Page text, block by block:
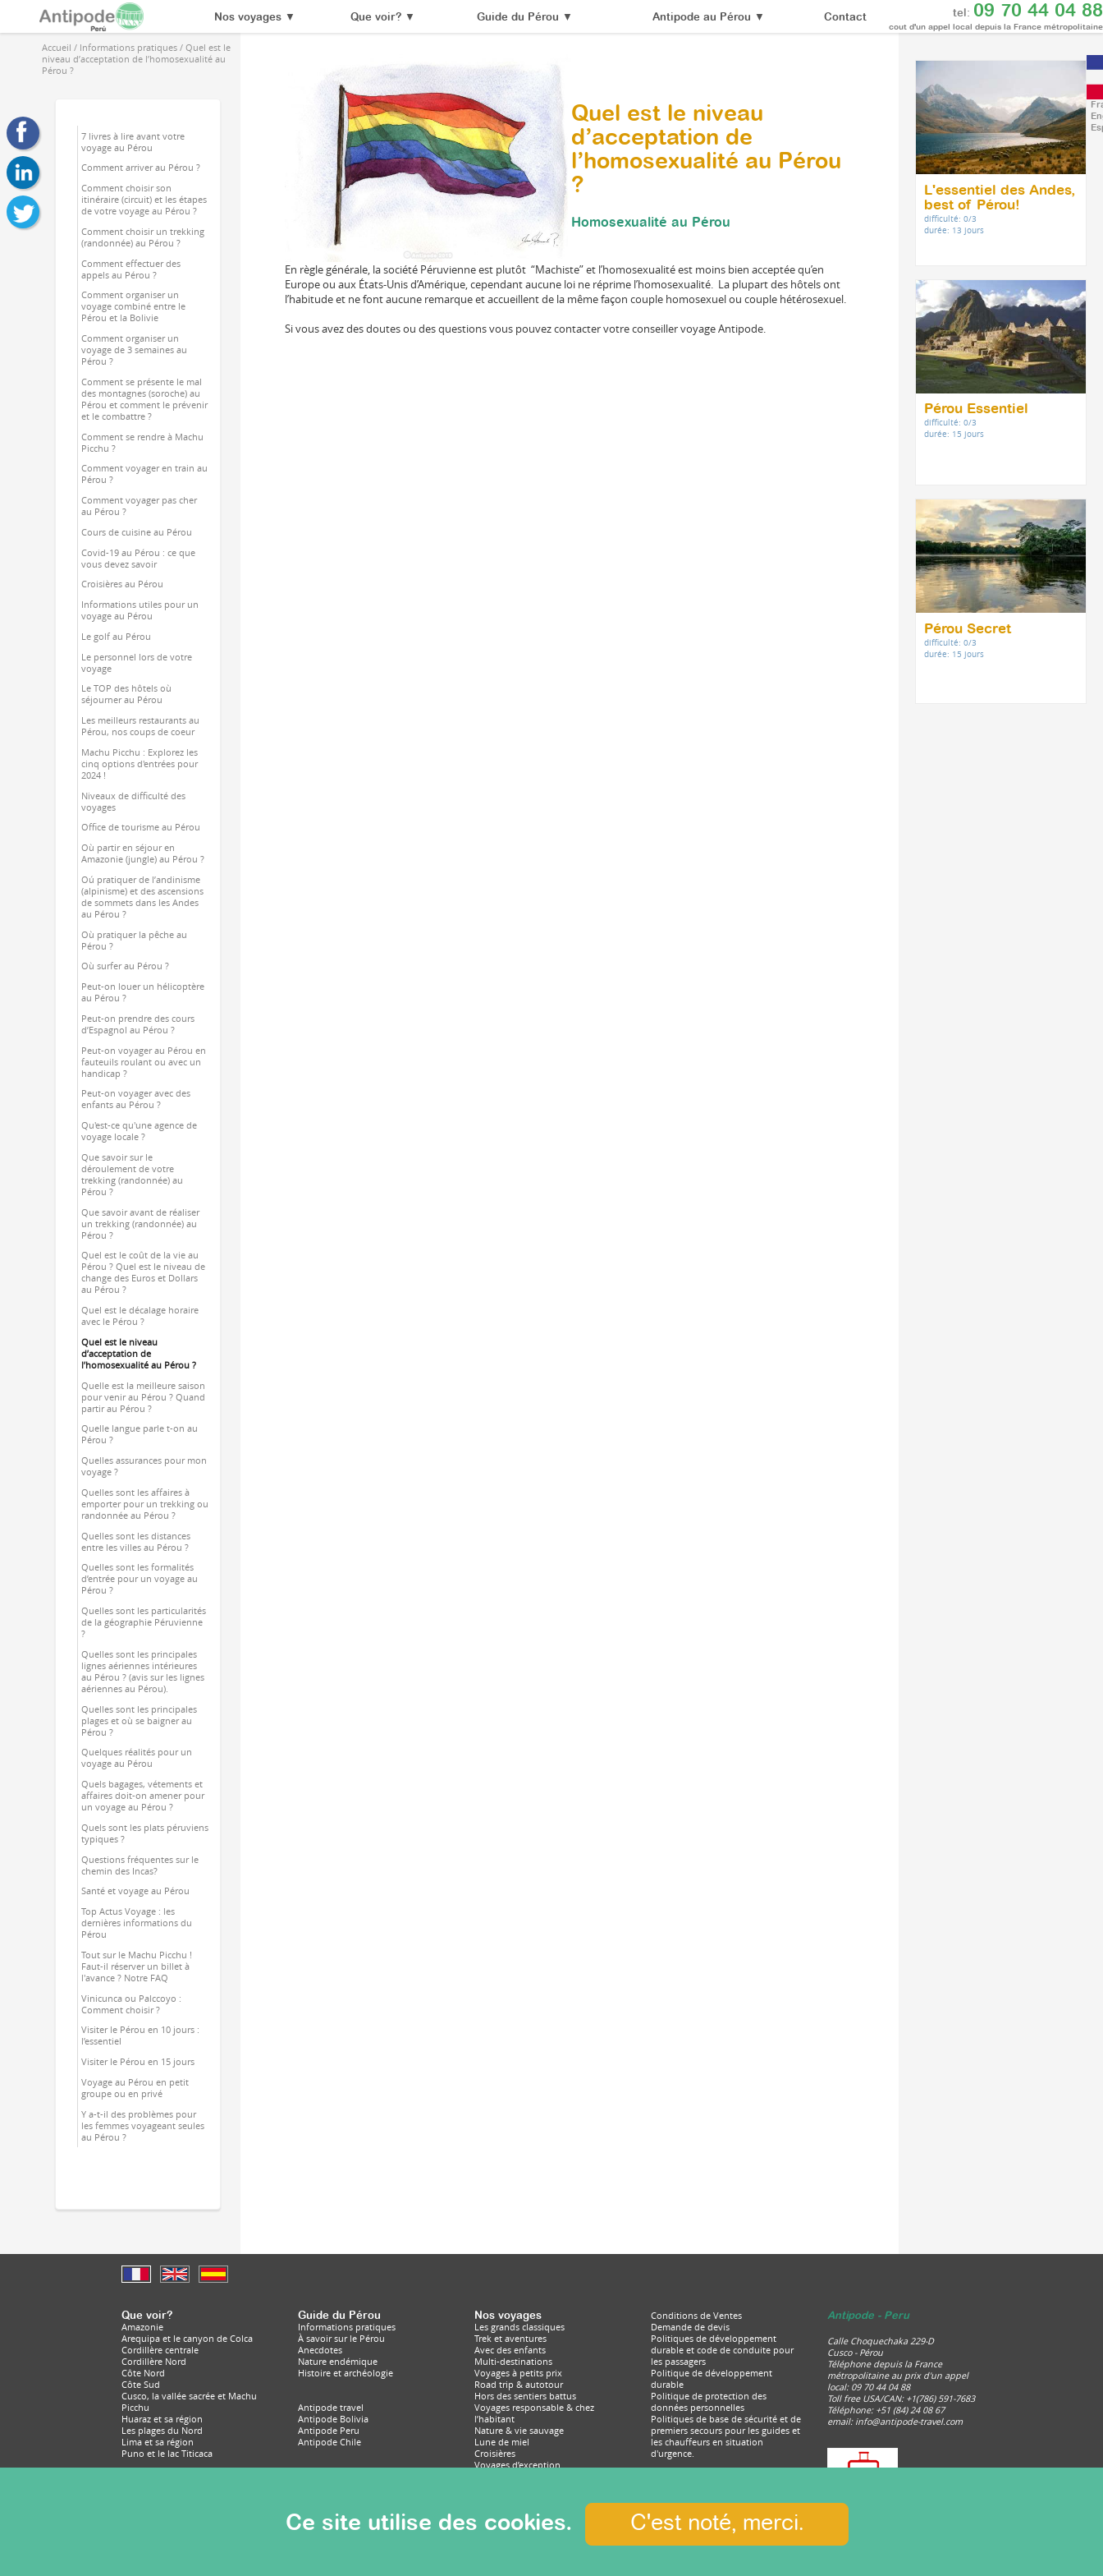
Nos voyages▼ Que voir? ▼ Guide du Pérou ▼ Antipode au Pérou ▼ Contact tel: 09 70 44 04 88
cout d'un appel local depuis la France métropolitaine
Accueil / Informations pratiques/ Quel est le
niveau d’acceptation de l’homosexualité au
Pérou ?
7 livres à lire avant votre
voyage au Pérou
Comment arriver au Pérou ?
Comment choisir son
itinéraire (circuit) et les étapes
de votre voyage au Pérou ?
Comment choisir un trekking
(randonnée) au Pérou ?
Comment effectuer des
appels au Pérou ?
Comment organiser un
voyage combiné entre le
Pérou et la Bolivie
Comment organiser un
voyage de 3 semaines au
Pérou ?
Comment se présente le mal
des montagnes (soroche) au
Pérou et comment le prévenir
et le combattre ?
Comment se rendre à Machu
Picchu ?
Comment voyager en train au
Pérou ?
Comment voyager pas cher
au Pérou ?
Cours de cuisine au Pérou
Covid-19 au Pérou : ce que
vous devez savoir
Croisières au Pérou
Informations utiles pour un
voyage au Pérou
Le golf au Pérou
Le personnel lors de votre
voyage
Le TOP des hôtels où
séjourner au Pérou
Les meilleurs restaurants au
Pérou, nos coups de coeur
Machu Picchu : Explorez les
cinq options d'entrées pour
2024 !
Niveaux de difficulté des
voyages
Office de tourisme au Pérou
Où partir en séjour en
Amazonie (jungle) au Pérou ?
Oú pratiquer de l’andinisme
(alpinisme) et des ascensions
de sommets dans les Andes
au Pérou ?
Où pratiquer la pêche au
Pérou ?
Où surfer au Pérou ?
Peut-on louer un hélicoptère
au Pérou ?
Peut-on prendre des cours
d’Espagnol au Pérou ?
Peut-on voyager au Pérou en
fauteuils roulant ou avec un
handicap ?
Peut-on voyager avec des
enfants au Pérou ?
Qu'est-ce qu'une agence de
voyage locale ?
Que savoir sur le
déroulement de votre
trekking (randonnée) au
Pérou ?
Que savoir avant de réaliser
un trekking (randonnée) au
Pérou ?
Quel est le coût de la vie au
Pérou ? Quel est le niveau de
change des Euros et Dollars
au Pérou ?
Quel est le décalage horaire
avec le Pérou ?
Quel est le niveau
d’acceptation de
l’homosexualité au Pérou ?
Quelle est la meilleure saison
pour venir au Pérou ? Quand
partir au Pérou ?
Quelle langue parle t-on au
Pérou ?
Quelles assurances pour mon
voyage ?
Quelles sont les affaires à
emporter pour un trekking ou
randonnée au Pérou ?
Quelles sont les distances
entre les villes au Pérou ?
Quelles sont les formalités
d’entrée pour un voyage au
Pérou ?
Quelles sont les particularités
de la géographie Péruvienne
?
Quelles sont les principales
lignes aériennes intérieures
au Pérou ? (avis sur les lignes
aériennes au Pérou).
Quelles sont les principales
plages et où se baigner au
Pérou ?
Quelques réalités pour un
voyage au Pérou
Quels bagages, vétements et
affaires doit-on amener pour
un voyage au Pérou ?
Quels sont les plats péruviens
typiques ?
Questions fréquentes sur le
chemin des Incas?
Santé et voyage au Pérou
Top Actus Voyage : les
dernières informations du
Pérou
Tout sur le Machu Picchu !
Faut-il réserver un billet à
l'avance ? Notre FAQ
Vinicunca ou Palccoyo :
Comment choisir ?
Visiter le Pérou en 10 jours :
l’essentiel
Visiter le Pérou en 15 jours
Voyage au Pérou en petit
groupe ou en privé
Y a-t-il des problèmes pour
les femmes voyageant seules
au Pérou ?
Quel est le niveau
d’acceptation de
l’homosexualité au Pérou
?
Homosexualité au Pérou
En règle générale, la société Péruvienne est plutôt “Machiste” et l’homosexualité est moins bien acceptée qu’en
Europe ou aux États-Unis d’Amérique, cependant aucune loi ne réprime l’homosexualité. La plupart des hôtels ont
l’habitude et ne font aucune remarque et accueillent de la même façon couple homosexuel ou couple hétérosexuel.
Si vous avez des doutes ou des questions vous pouvez contacter votre conseiller voyage Antipode.
L'essentiel des Andes,
best of Pérou!
difficulté: 0/3
durée: 13 jours
Pérou Essentiel
difficulté: 0/3
durée: 15 jours
Pérou Secret
difficulté: 0/3
durée: 15 jours
Que voir?
Amazonie
Arequipa et le canyon de Colca
Cordillère centrale
Cordillère Nord
Côte Nord
Côte Sud
Cusco, la vallée sacrée et Machu
Picchu
Huaraz et sa région
Les plages du Nord
Lima et sa région
Puno et le lac Titicaca
Guide du Pérou
Informations pratiques
À savoir sur le Pérou
Anecdotes
Nature endémique
Histoire et archéologie
Antipode travel
Antipode Bolivia
Antipode Peru
Antipode Chile
Nos voyages
Les grands classiques
Trek et aventures
Avec des enfants
Multi-destinations
Voyages à petits prix
Road trip & autotour
Hors des sentiers battus
Voyages responsable & chez
l’habitant
Nature & vie sauvage
Lune de miel
Croisières
Voyages d’exception
Conditions de Ventes
Demande de devis
Politiques de développement
durable et code de conduite pour
les passagers
Politique de développement
durable
Politique de protection des
données personnelles
Politiques de base de sécurité et de
premiers secours pour les guides et
les chauffeurs en situation
d'urgence.
Antipode - Peru
Calle Choquechaka 229-D
Cusco - Pérou
Téléphone depuis la France
métropolitaine au prix d'un appel
local: 09 70 44 04 88
Toll free USA/CAN: +1(786) 591-7683
Téléphone: +51 (84) 24 08 67
email: info@antipode-travel.com
Ce site utilise des cookies. C'est noté, merci.